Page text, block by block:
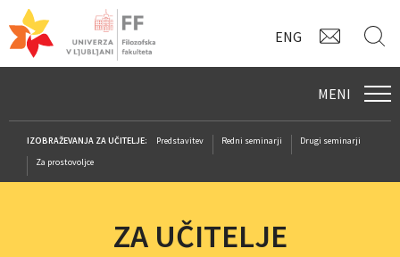
ENG
MENI
IZOBRAŽEVANJA ZA UČITELJE: Predstavitev Redni seminarji
Drugi seminarji
Za prostovoljce
ZA UČITELJE